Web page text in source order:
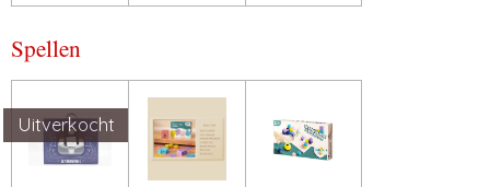
Spellen
Uitverkocht